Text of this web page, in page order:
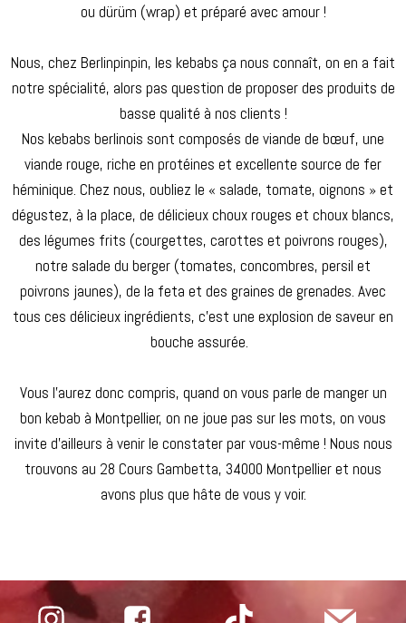
ou dürüm (wrap) et préparé avec amour !
Nous, chez Berlinpinpin, les kebabs ça nous connaît, on en a fait
notre spécialité, alors pas question de proposer des produits de
basse qualité à nos clients !
Nos kebabs berlinois sont composés de viande de bœuf, une
viande rouge, riche en protéines et excellente source de fer
héminique. Chez nous, oubliez le « salade, tomate, oignons » et
dégustez, à la place, de délicieux choux rouges et choux blancs,
des légumes frits (courgettes, carottes et poivrons rouges),
notre salade du berger (tomates, concombres, persil et
poivrons jaunes), de la feta et des graines de grenades. Avec
tous ces délicieux ingrédients, c’est une explosion de saveur en
bouche assurée.
Vous l’aurez donc compris, quand on vous parle de manger un
bon kebab à Montpellier, on ne joue pas sur les mots, on vous
invite d’ailleurs à venir le constater par vous-même ! Nous nous
trouvons au 28 Cours Gambetta, 34000 Montpellier et nous
avons plus que hâte de vous y voir.